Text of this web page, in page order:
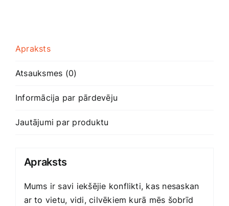
Apraksts
Atsauksmes (0)
Informācija par pārdevēju
Jautājumi par produktu
Apraksts
Mums ir savi iekšējie konflikti, kas nesaskan
ar to vietu, vidi, cilvēkiem kurā mēs šobrīd